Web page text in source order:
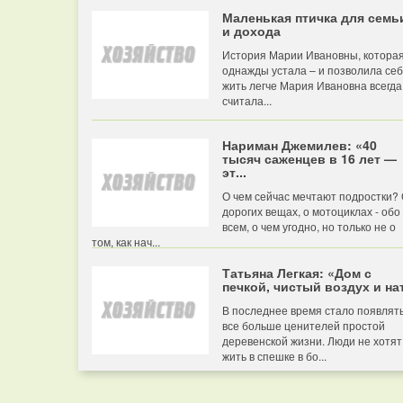
Маленькая птичка для
и дохода
История Марии Ивановны, которая
однажды устала – и позволила
жить легче Мария Ивановна всегда
считала...
Нариман Джемилев: «40
тысяч саженцев в 16 лет —
эт...
О чем сейчас мечтают подростки?
дорогих вещах, о мотоциклах - обо
всем, о чем угодно, но только не о
том, как нач...
Татьяна Легкая: «Дом с
печкой, чистый воздух и
В последнее время стало
все больше ценителей простой
деревенской жизни. Люди не хотят
жить в спешке в бо...